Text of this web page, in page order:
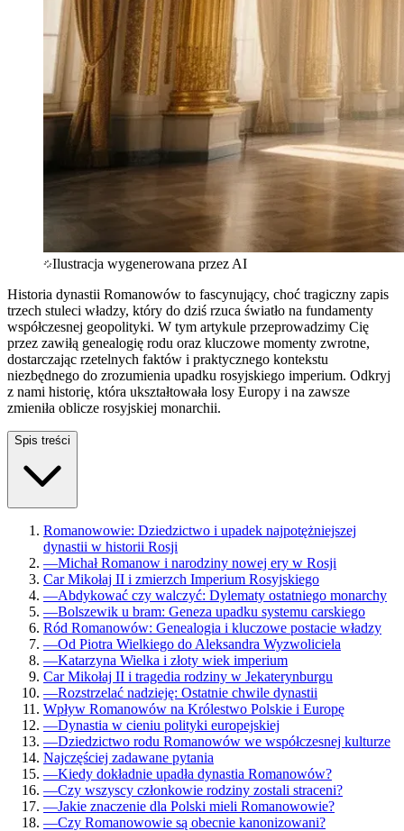
Ilustracja wygenerowana przez AI
Historia dynastii Romanowów to fascynujący, choć tragiczny zapis
trzech stuleci władzy, który do dziś rzuca światło na fundamenty
współczesnej geopolityki. W tym artykule przeprowadzimy Cię
przez zawiłą genealogię rodu oraz kluczowe momenty zwrotne,
dostarczając rzetelnych faktów i praktycznego kontekstu
niezbędnego do zrozumienia upadku rosyjskiego imperium. Odkryj
z nami historię, która ukształtowała losy Europy i na zawsze
zmieniła oblicze rosyjskiej monarchii.
Spis treści
Romanowowie: Dziedzictwo i upadek najpotężniejszej
dynastii w historii Rosji
—Michał Romanow i narodziny nowej ery w Rosji
Car Mikołaj II i zmierzch Imperium Rosyjskiego
—Abdykować czy walczyć: Dylematy ostatniego monarchy
—Bolszewik u bram: Geneza upadku systemu carskiego
Ród Romanowów: Genealogia i kluczowe postacie władzy
—Od Piotra Wielkiego do Aleksandra Wyzwoliciela
—Katarzyna Wielka i złoty wiek imperium
Car Mikołaj II i tragedia rodziny w Jekaterynburgu
—Rozstrzelać nadzieję: Ostatnie chwile dynastii
Wpływ Romanowów na Królestwo Polskie i Europę
—Dynastia w cieniu polityki europejskiej
—Dziedzictwo rodu Romanowów we współczesnej kulturze
Najczęściej zadawane pytania
—Kiedy dokładnie upadła dynastia Romanowów?
—Czy wszyscy członkowie rodziny zostali straceni?
—Jakie znaczenie dla Polski mieli Romanowowie?
—Czy Romanowowie są obecnie kanonizowani?